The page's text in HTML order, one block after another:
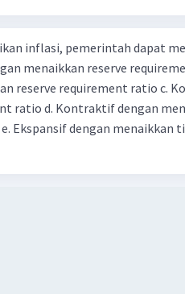
Berdasarkan pernyataan
inflasi, pemerintah dapat
menaikkan reserve
reserve requirement ratio c.
ratio d. Kontraktif dengan
dengan menaikkan tingkat
kebijakan moneter ekspansif,
di mana bentuk kurva jumlah